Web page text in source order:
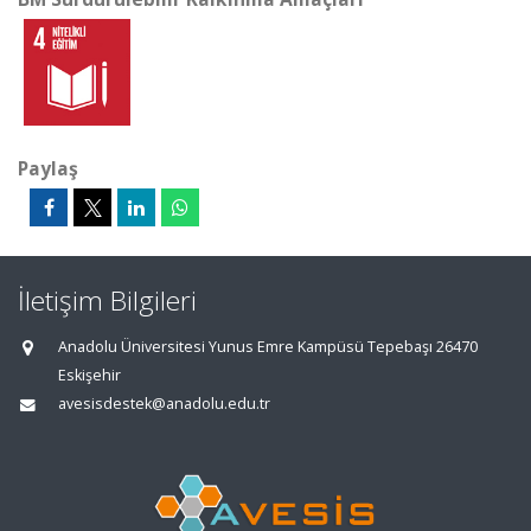
Paylaş
İletişim Bilgileri
Anadolu Üniversitesi Yunus Emre Kampüsü Tepebaşı 26470
Eskişehir
avesisdestek@anadolu.edu.tr